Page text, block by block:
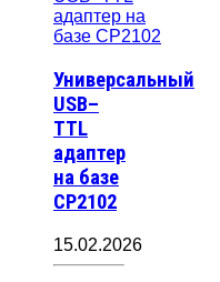
Универсальный
USB–
TTL
адаптер
на базе
CP2102
15.02.2026